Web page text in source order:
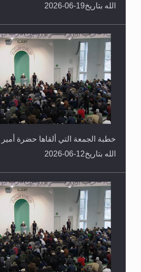
الله بتاريخ19-06-2026
خطبة الجمعة التي ألقاها حضرة أمير
الله بتاريخ12-06-2026